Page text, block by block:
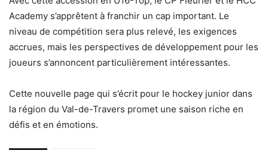
Academy s’apprêtent à franchir un cap important. Le
niveau de compétition sera plus relevé, les exigences
accrues, mais les perspectives de développement pour les
joueurs s’annoncent particulièrement intéressantes.
Cette nouvelle page qui s’écrit pour le hockey junior dans
la région du Val-de-Travers promet une saison riche en
défis et en émotions.